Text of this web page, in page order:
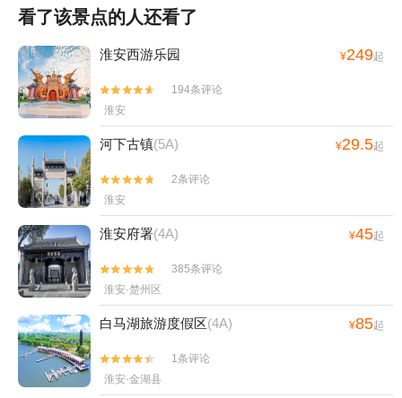
看了该景点的人还看了
淮安西游乐园 ¥249起


194条评论
淮安
河下古镇(5A) ¥29.5起


2条评论
淮安
淮安府署(4A) ¥45起


385条评论
淮安·楚州区
白马湖旅游度假区(4A) ¥85起


1条评论
淮安·金湖县